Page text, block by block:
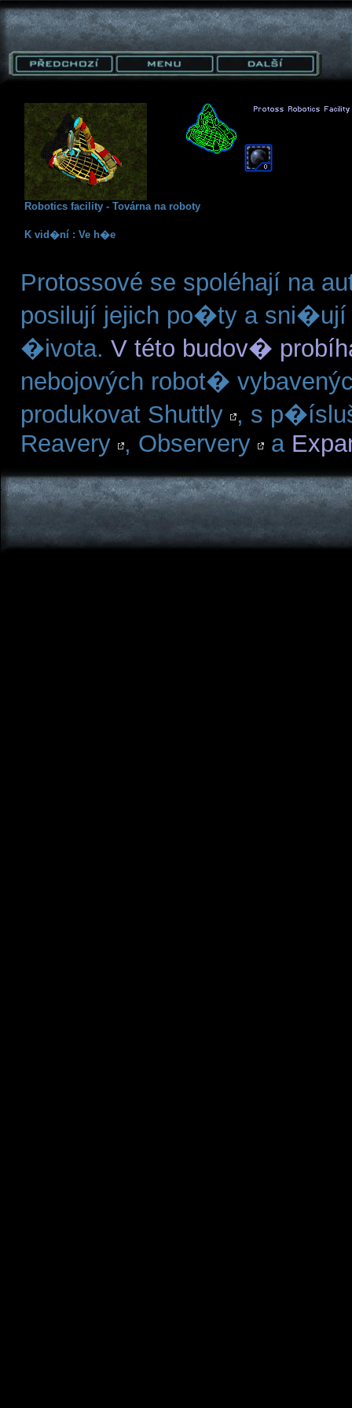
Robotics facility - Továrna na roboty
K vid�ní : Ve h�e
Protossové se spoléhají na
posilují jejich po�ty a sni�ují
�ivota. V této budov�
nebojových robot�
produkovat Shuttly , s
Reavery , Observery a